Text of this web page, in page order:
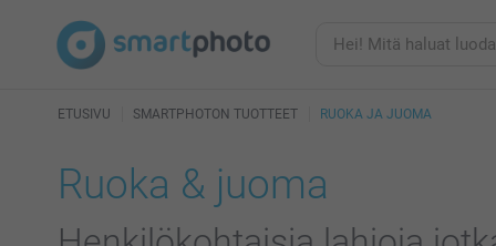
ETUSIVU SMARTPHOTON TUOTTEET RUOKA JA JUOMA
Ruoka & juoma